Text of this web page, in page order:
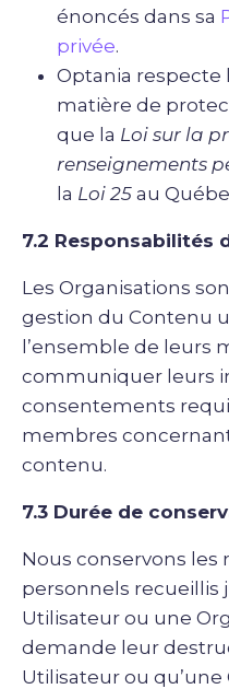
énoncés dans sa
privée.
Optania respecte
matière de
que la Loi sur la
renseignements
la Loi 25 au
7.2 Responsabilités
Les Organisations
gestion du Contenu
l’ensemble de leurs
communiquer leurs
consentements
membres
contenu.
7.3 Durée de
Nous conservons
personnels recueillis
Utilisateur ou une
demande leur
Utilisateur ou